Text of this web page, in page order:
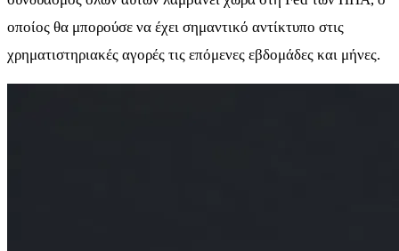
οποίος θα μπορούσε να έχει σημαντικό αντίκτυπο στις
χρηματιστηριακές αγορές τις επόμενες εβδομάδες και μήνες.